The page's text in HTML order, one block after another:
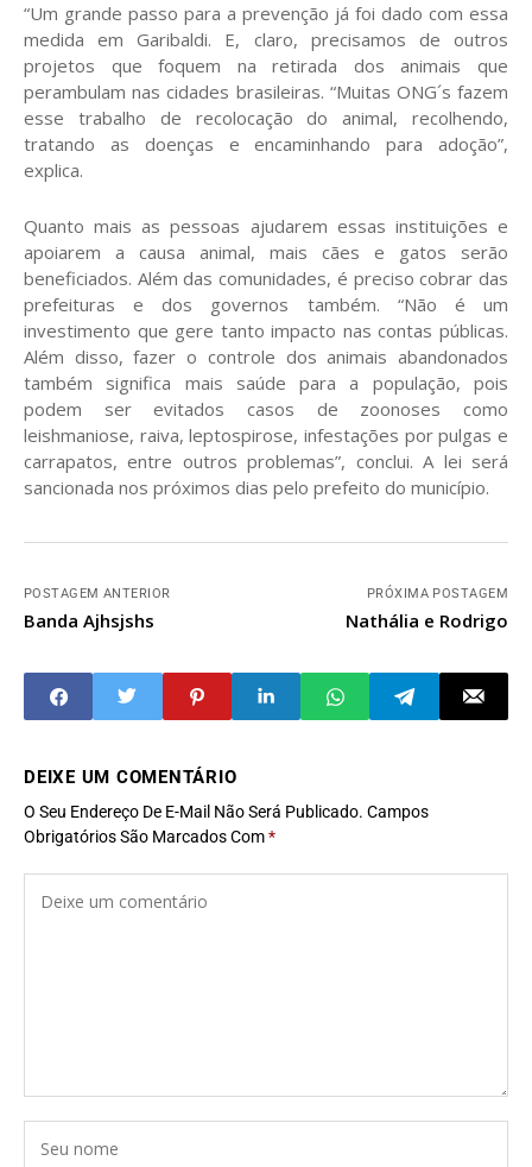
“Um grande passo para a prevenção já foi dado com essa
medida em Garibaldi. E, claro, precisamos de outros
projetos que foquem na retirada dos animais que
perambulam nas cidades brasileiras. “Muitas ONG´s fazem
esse trabalho de recolocação do animal, recolhendo,
tratando as doenças e encaminhando para adoção”,
explica.
Quanto mais as pessoas ajudarem essas instituições e
apoiarem a causa animal, mais cães e gatos serão
beneficiados. Além das comunidades, é preciso cobrar das
prefeituras e dos governos também. “Não é um
investimento que gere tanto impacto nas contas públicas.
Além disso, fazer o controle dos animais abandonados
também significa mais saúde para a população, pois
podem ser evitados casos de zoonoses como
leishmaniose, raiva, leptospirose, infestações por pulgas e
carrapatos, entre outros problemas”, conclui. A lei será
sancionada nos próximos dias pelo prefeito do município.
POSTAGEM ANTERIOR
Banda Ajhsjshs
PRÓXIMA POSTAGEM
Nathália e Rodrigo
DEIXE UM COMENTÁRIO
O Seu Endereço De E-Mail Não Será Publicado. Campos
Obrigatórios São Marcados Com*